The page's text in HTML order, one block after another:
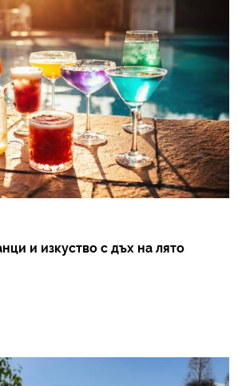
и изкуство с дъх на лято